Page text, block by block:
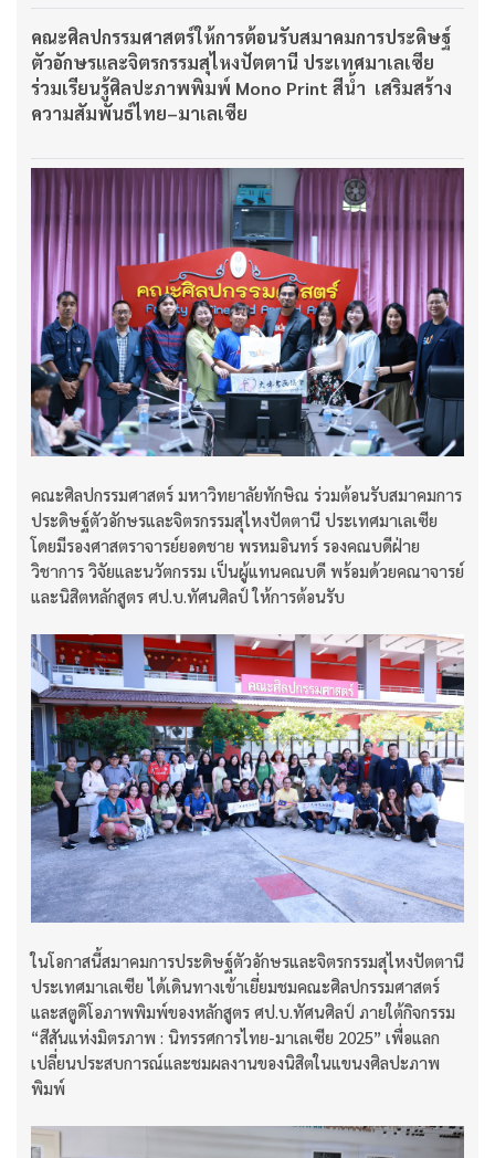
คณะศิลปกรรมศาสตร์ให้การต้อนรับสมาคมการประดิษฐ์
ตัวอักษรและจิตรกรรมสุไหงปัตตานี ประเทศมาเลเซีย
ร่วมเรียนรู้ศิลปะภาพพิมพ์ Mono Print สีน้ำ เสริมสร้าง
ความสัมพันธ์ไทย–มาเลเซีย
คณะศิลปกรรมศาสตร์ มหาวิทยาลัยทักษิณ ร่วมต้อนรับสมาคมการ
ประดิษฐ์ตัวอักษรและจิตรกรรมสุไหงปัตตานี ประเทศมาเลเซีย
โดยมีรองศาสตราจารย์ยอดชาย พรหมอินทร์ รองคณบดีฝ่าย
วิชาการ วิจัยและนวัตกรรม เป็นผู้แทนคณบดี พร้อมด้วยคณาจารย์
และนิสิตหลักสูตร ศป.บ.ทัศนศิลป์ ให้การต้อนรับ
ในโอกาสนี้สมาคมการประดิษฐ์ตัวอักษรและจิตรกรรมสุไหงปัตตานี
ประเทศมาเลเซีย ได้เดินทางเข้าเยี่ยมชมคณะศิลปกรรมศาสตร์
และสตูดิโอภาพพิมพ์ของหลักสูตร ศป.บ.ทัศนศิลป์ ภายใต้กิจกรรม
“สีสันแห่งมิตรภาพ : นิทรรศการไทย-มาเลเซีย 2025” เพื่อแลก
เปลี่ยนประสบการณ์และชมผลงานของนิสิตในแขนงศิลปะภาพ
พิมพ์